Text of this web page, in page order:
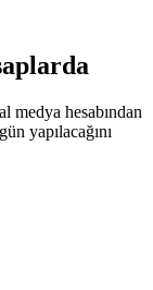
medya hesabından
yapılacağını